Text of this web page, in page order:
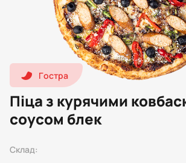
hot1 Гостра
Піца з курячими
соусом блек
Склад: